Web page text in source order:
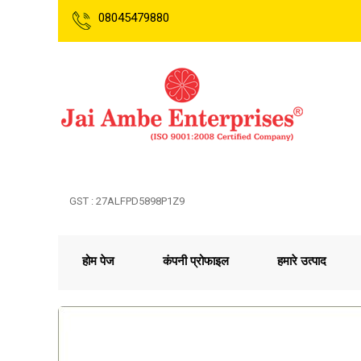
08045479880
GST : 27ALFPD5898P1Z9
होम पेज कंपनी प्रोफाइल हमारे उत्पाद